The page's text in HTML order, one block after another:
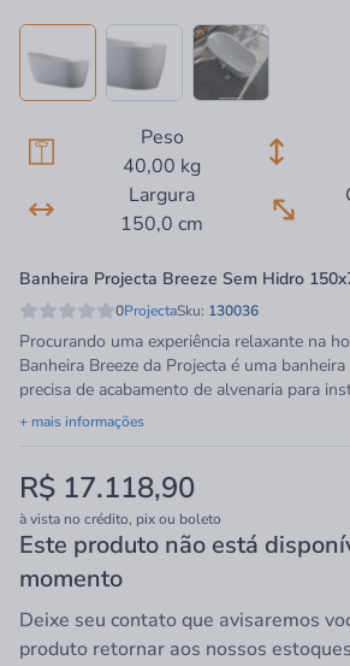
Peso
40,00 kg
Largura
150,0 cm
Banheira Projecta Breeze Sem Hidro
0ProjectaSku: 130036
Procurando uma experiência relaxante na
Banheira Breeze da Projecta é uma
precisa de acabamento de alvenaria para
deixar o seu banho mais relaxante!Feita em
ela possui formato oval com capacidade de
fabrica produtos inovadores e de alta
qualidade, saúde e bem-estar como spas,
hidromassagem, equipamentos para
hidráulicos e muitos outros.
+ mais informações
R$ 17.118,90
à vista no crédito, pix ou boleto
Este produto não está
momento
Deixe seu contato que avisaremos
produto retornar aos nossos estoques